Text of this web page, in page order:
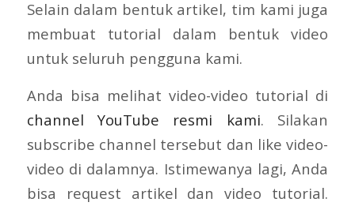
Selain dalam bentuk artikel, tim kami juga
membuat tutorial dalam bentuk video
untuk seluruh pengguna kami.
Anda bisa melihat video-video tutorial di
channel YouTube resmi kami. Silakan
subscribe channel tersebut dan like video-
video di dalamnya. Istimewanya lagi, Anda
bisa request artikel dan video tutorial.